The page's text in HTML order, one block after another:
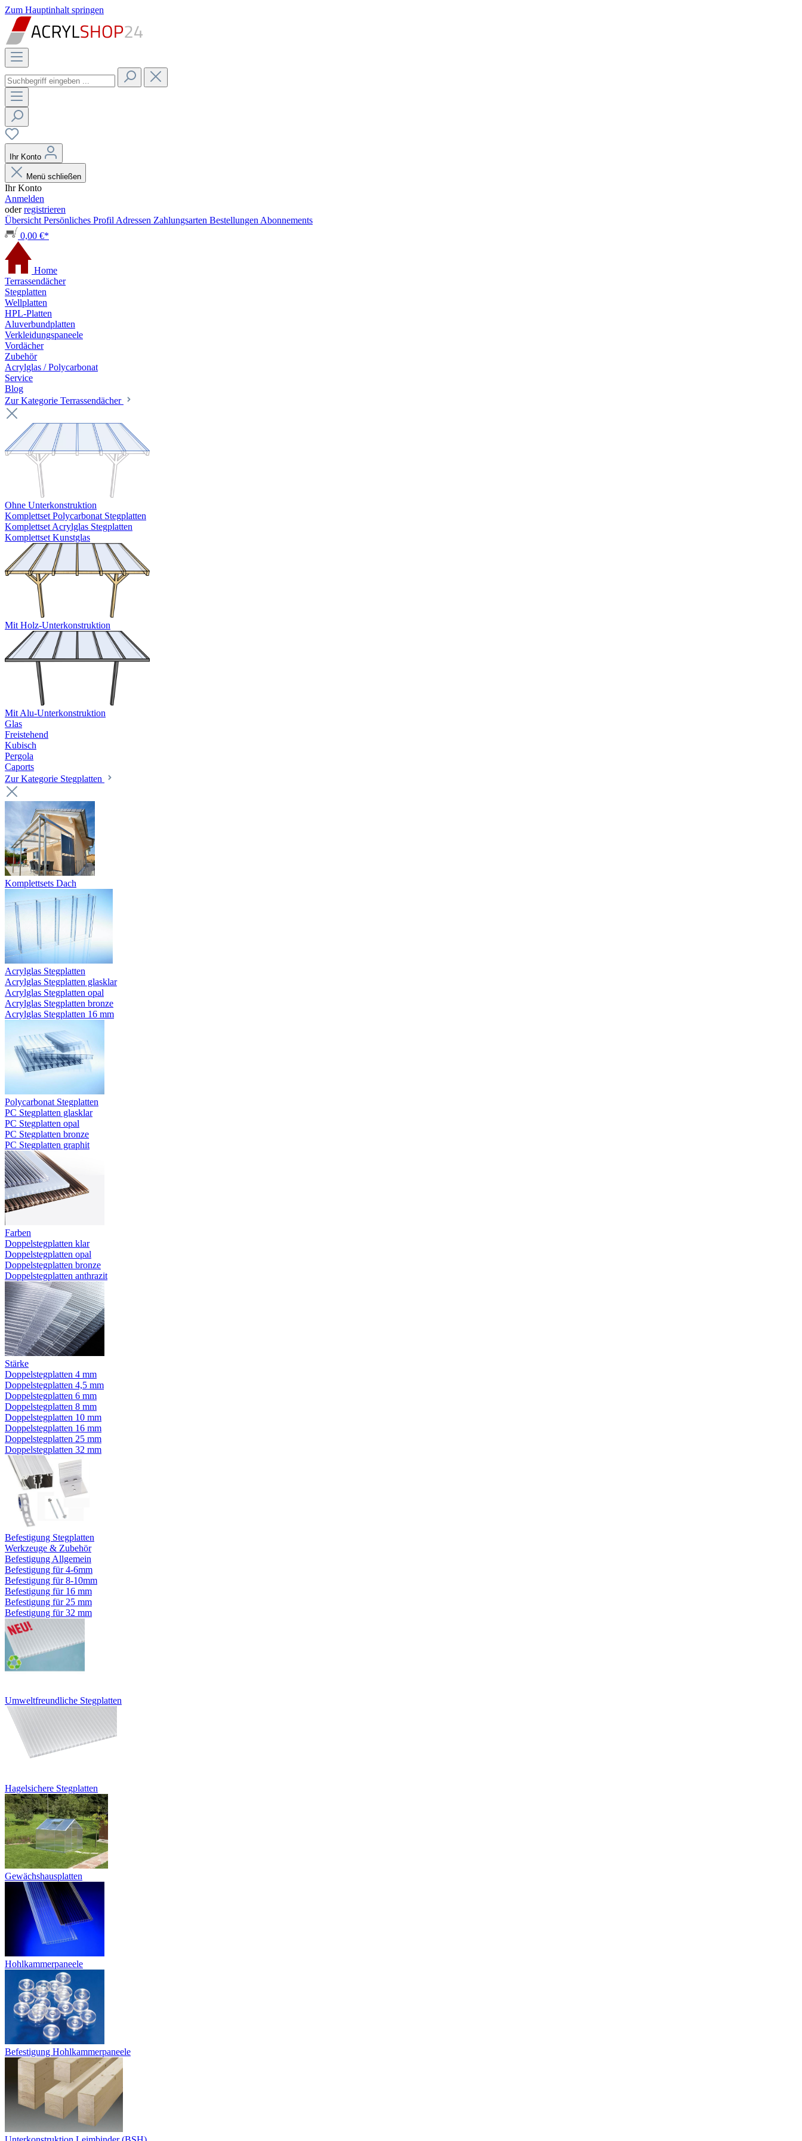
Zum Hauptinhalt springen
Ihr Konto
Menü schließen
Ihr Konto
Anmelden
oderregistrieren
Übersicht Persönliches Profil Adressen Zahlungsarten Bestellungen Abonnements
0,00 €*
Home
Terrassendächer
Stegplatten
Wellplatten
HPL-Platten
Aluverbundplatten
Verkleidungspaneele
Vordächer
Zubehör
Acrylglas / Polycarbonat
Service
Blog
Zur Kategorie Terrassendächer
Ohne Unterkonstruktion
Komplettset Polycarbonat Stegplatten
Komplettset Acrylglas Stegplatten
Komplettset Kunstglas
Mit Holz-Unterkonstruktion
Mit Alu-Unterkonstruktion
Glas
Freistehend
Kubisch
Pergola
Caports
Zur Kategorie Stegplatten
Komplettsets Dach
Acrylglas Stegplatten
Acrylglas Stegplatten glasklar
Acrylglas Stegplatten opal
Acrylglas Stegplatten bronze
Acrylglas Stegplatten 16 mm
Polycarbonat Stegplatten
PC Stegplatten glasklar
PC Stegplatten opal
PC Stegplatten bronze
PC Stegplatten graphit
Farben
Doppelstegplatten klar
Doppelstegplatten opal
Doppelstegplatten bronze
Doppelstegplatten anthrazit
Stärke
Doppelstegplatten 4 mm
Doppelstegplatten 4,5 mm
Doppelstegplatten 6 mm
Doppelstegplatten 8 mm
Doppelstegplatten 10 mm
Doppelstegplatten 16 mm
Doppelstegplatten 25 mm
Doppelstegplatten 32 mm
Befestigung Stegplatten
Werkzeuge & Zubehör
Befestigung Allgemein
Befestigung für 4-6mm
Befestigung für 8-10mm
Befestigung für 16 mm
Befestigung für 25 mm
Befestigung für 32 mm
Umweltfreundliche Stegplatten
Hagelsichere Stegplatten
Gewächshausplatten
Hohlkammerpaneele
Befestigung Hohlkammerpaneele